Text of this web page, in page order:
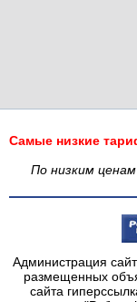
Самые низкие
По низким
Администрация
размещенных
сайта